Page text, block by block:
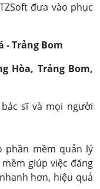
đưa vào phục
- Trảng Bom
Hòa, Trảng Bom,
sĩ và mọi người
phần mềm quản lý
giúp việc đăng
hơn, hiệu quả